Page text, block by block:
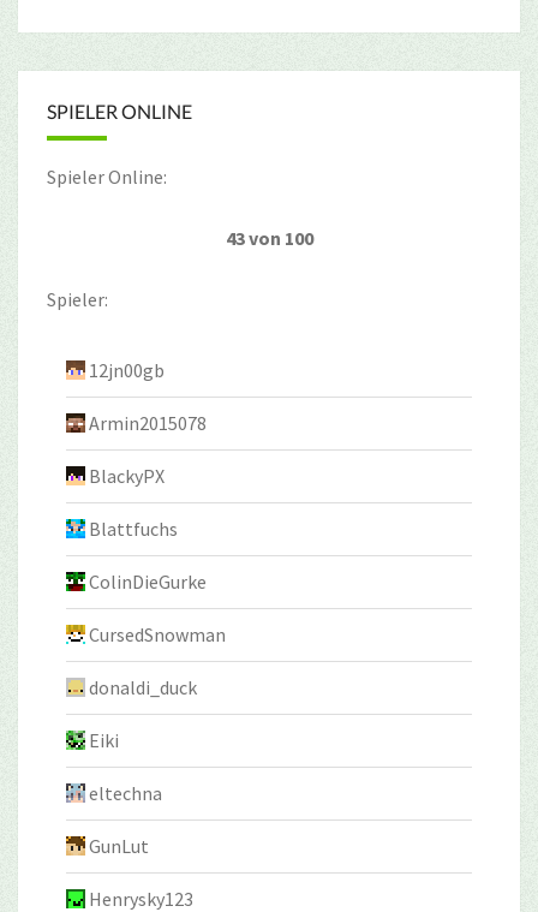
SPIELER ONLINE
Spieler Online:
43 von 100
Spieler:
12jn00gb
Armin2015078
BlackyPX
Blattfuchs
ColinDieGurke
CursedSnowman
donaldi_duck
Eiki
eltechna
GunLut
Henrysky123